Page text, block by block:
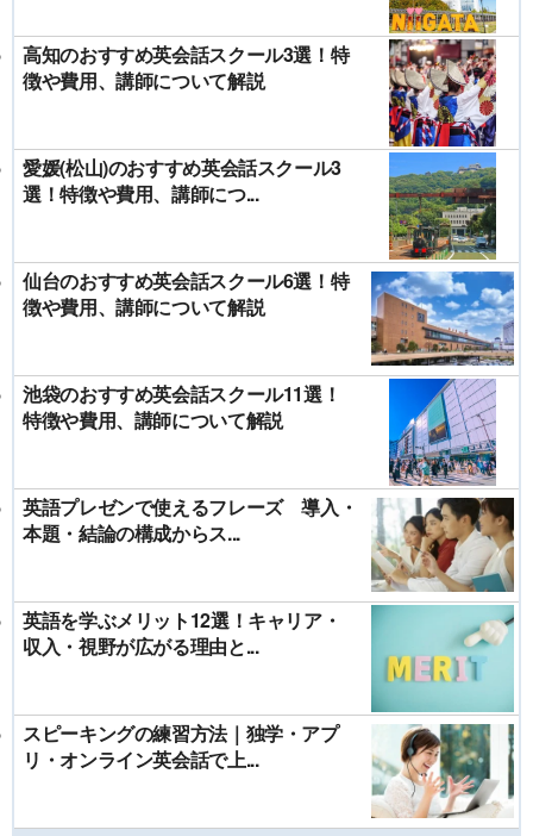
高知のおすすめ英会話スクール3選！特
徴や費用、講師について解説
愛媛(松山)のおすすめ英会話スクール3
選！特徴や費用、講師につ...
仙台のおすすめ英会話スクール6選！特
徴や費用、講師について解説
池袋のおすすめ英会話スクール11選！
特徴や費用、講師について解説
英語プレゼンで使えるフレーズ 導入・
本題・結論の構成からス...
英語を学ぶメリット12選！キャリア・
収入・視野が広がる理由と...
スピーキングの練習方法｜独学・アプ
リ・オンライン英会話で上...